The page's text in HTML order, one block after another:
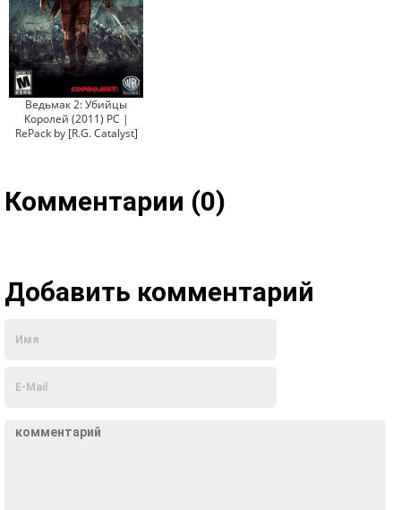
Ведьмак 2: Убийцы
Королей (2011) PC |
RePack by [R.G. Catalyst]
Комментарии (0)
Добавить комментарий